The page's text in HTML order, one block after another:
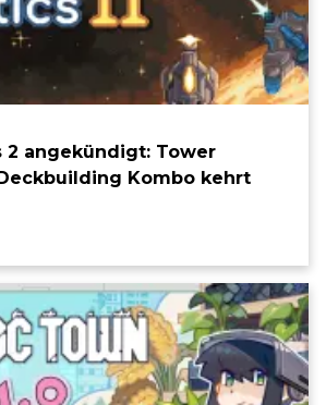
2 angekündigt: Tower
Kombo kehrt